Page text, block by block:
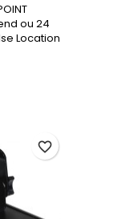
ou 24
Location
favorite_border